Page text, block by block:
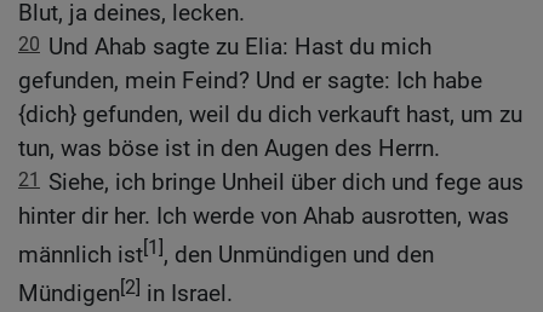
Blut, ja deines, lecken.
20 Und Ahab sagte zu Elia: Hast du mich
gefunden, mein Feind? Und er sagte: Ich habe
{dich} gefunden, weil du dich verkauft hast, um zu
tun, was böse ist in den Augen des Herrn.
21 Siehe, ich bringe Unheil über dich und fege aus
hinter dir her. Ich werde von Ahab ausrotten, was
männlich ist[1], den Unmündigen und den
Mündigen[2] in Israel.